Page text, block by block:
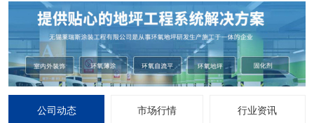
公司动态 市场行情 行业资讯